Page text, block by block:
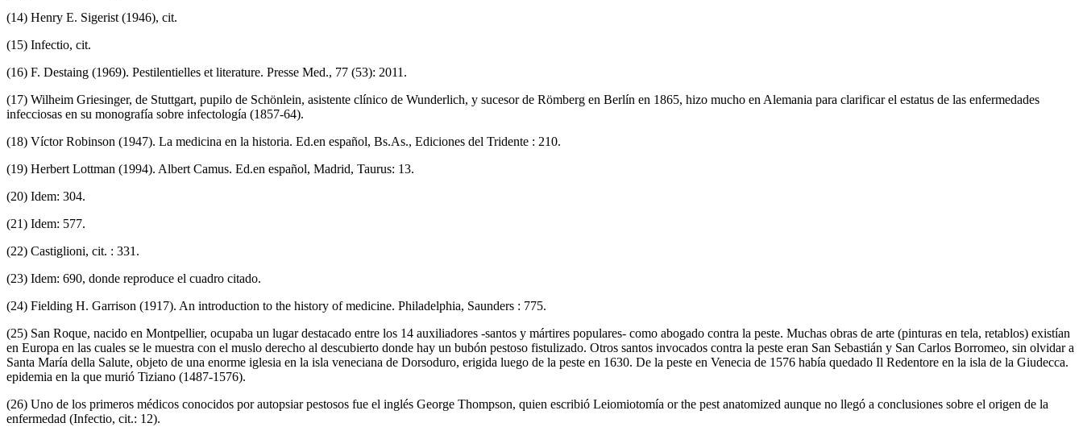
(14) Henry E. Sigerist (1946), cit.
(15) Infectio, cit.
(16) F. Destaing (1969). Pestilentielles et literature. Presse Med., 77 (53): 2011.
(17) Wilheim Griesinger, de Stuttgart, pupilo de Schönlein, asistente clínico de Wunderlich, y sucesor de Römberg en Berlín en 1865, hizo mucho en Alemania para clarificar el estatus de las enfermedades
infecciosas en su monografía sobre infectología (1857-64).
(18) Víctor Robinson (1947). La medicina en la historia. Ed.en español, Bs.As., Ediciones del Tridente : 210.
(19) Herbert Lottman (1994). Albert Camus. Ed.en español, Madrid, Taurus: 13.
(20) Idem: 304.
(21) Idem: 577.
(22) Castiglioni, cit. : 331.
(23) Idem: 690, donde reproduce el cuadro citado.
(24) Fielding H. Garrison (1917). An introduction to the history of medicine. Philadelphia, Saunders : 775.
(25) San Roque, nacido en Montpellier, ocupaba un lugar destacado entre los 14 auxiliadores -santos y mártires populares- como abogado contra la peste. Muchas obras de arte (pinturas en tela, retablos) existían
en Europa en las cuales se le muestra con el muslo derecho al descubierto donde hay un bubón pestoso fistulizado. Otros santos invocados contra la peste eran San Sebastián y San Carlos Borromeo, sin olvidar a
Santa María della Salute, objeto de una enorme iglesia en la isla veneciana de Dorsoduro, erigida luego de la peste en 1630. De la peste en Venecia de 1576 había quedado Il Redentore en la isla de la Giudecca.
epidemia en la que murió Tiziano (1487-1576).
(26) Uno de los primeros médicos conocidos por autopsiar pestosos fue el inglés George Thompson, quien escribió Leiomiotomía or the pest anatomized aunque no llegó a conclusiones sobre el origen de la
enfermedad (Infectio, cit.: 12).